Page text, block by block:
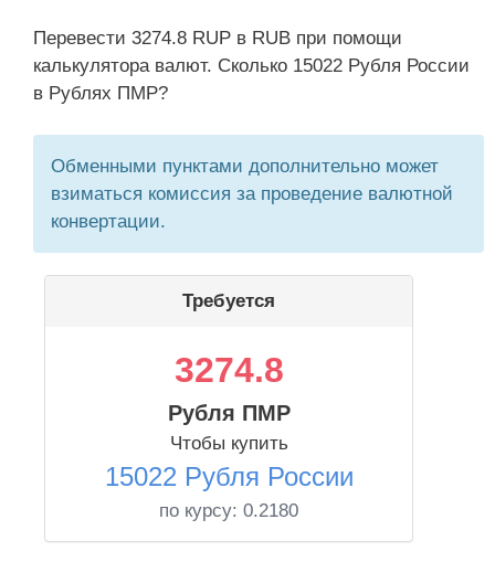
Перевести 3274.8 RUP в RUB при помощи
калькулятора валют. Сколько 15022 Рубля России
в Рублях ПМР?
Обменными пунктами дополнительно может
взиматься комиссия за проведение валютной
конвертации.
Требуется
3274.8
Рубля ПМР
Чтобы купить
15022 Рубля России
по курсу: 0.2180